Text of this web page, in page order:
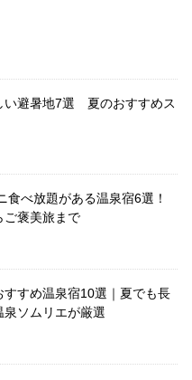
い避暑地7選 夏のおすすめス
食べ放題がある温泉宿6選！
ご褒美旅まで
すめ温泉宿10選｜夏でも長
ソムリエが厳選